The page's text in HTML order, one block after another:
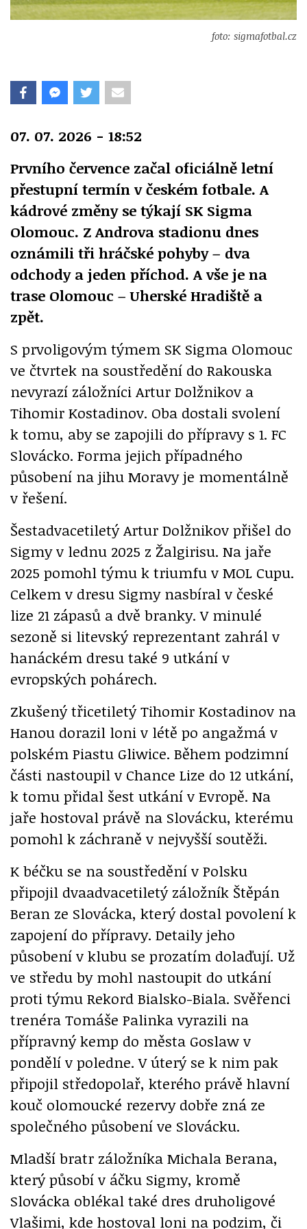
foto: sigmafotbal.cz
07. 07. 2026 - 18:52
Prvního července začal oficiálně letní
přestupní termín v českém fotbale. A
kádrové změny se týkají SK Sigma
Olomouc. Z Androva stadionu dnes
oznámili tři hráčské pohyby – dva
odchody a jeden příchod. A vše je na
trase Olomouc – Uherské Hradiště a
zpět.
S prvoligovým týmem SK Sigma Olomouc
ve čtvrtek na soustředění do Rakouska
nevyrazí záložníci Artur Dolžnikov a
Tihomir Kostadinov. Oba dostali svolení
k tomu, aby se zapojili do přípravy s 1. FC
Slovácko. Forma jejich případného
působení na jihu Moravy je momentálně
v řešení.
Šestadvacetiletý Artur Dolžnikov přišel do
Sigmy v lednu 2025 z Žalgirisu. Na jaře
2025 pomohl týmu k triumfu v MOL Cupu.
Celkem v dresu Sigmy nasbíral v české
lize 21 zápasů a dvě branky. V minulé
sezoně si litevský reprezentant zahrál v
hanáckém dresu také 9 utkání v
evropských pohárech.
Zkušený třicetiletý Tihomir Kostadinov na
Hanou dorazil loni v létě po angažmá v
polském Piastu Gliwice. Během podzimní
části nastoupil v Chance Lize do 12 utkání,
k tomu přidal šest utkání v Evropě. Na
jaře hostoval právě na Slovácku, kterému
pomohl k záchraně v nejvyšší soutěži.
K béčku se na soustředění v Polsku
připojil dvaadvacetiletý záložník Štěpán
Beran ze Slovácka, který dostal povolení k
zapojení do přípravy. Detaily jeho
působení v klubu se prozatím dolaďují. Už
ve středu by mohl nastoupit do utkání
proti týmu Rekord Bialsko-Biala. Svěřenci
trenéra Tomáše Palinka vyrazili na
přípravný kemp do města Goslaw v
pondělí v poledne. V úterý se k nim pak
připojil středopolař, kterého právě hlavní
kouč olomoucké rezervy dobře zná ze
společného působení ve Slovácku.
Mladší bratr záložníka Michala Berana,
který působí v áčku Sigmy, kromě
Slovácka oblékal také dres druholigové
Vlašimi, kde hostoval loni na podzim, či